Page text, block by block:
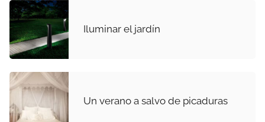
Iluminar el jardín
Un verano a salvo de picaduras